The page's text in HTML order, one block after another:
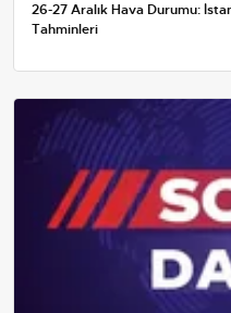
26-27 Aralık Hava Durumu:
Tahminleri